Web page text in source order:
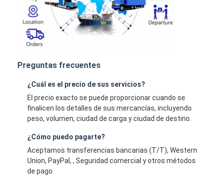
Preguntas frecuentes
¿Cuál es el precio de sus servicios?
El precio exacto se puede proporcionar cuando se
finalicen los detalles de sus mercancías, incluyendo
peso, volumen, ciudad de carga y ciudad de destino.
¿Cómo puedo pagarte?
Aceptamos transferencias bancarias (T/T), Western
Union, PayPal, , Seguridad comercial y otros métodos
de pago.